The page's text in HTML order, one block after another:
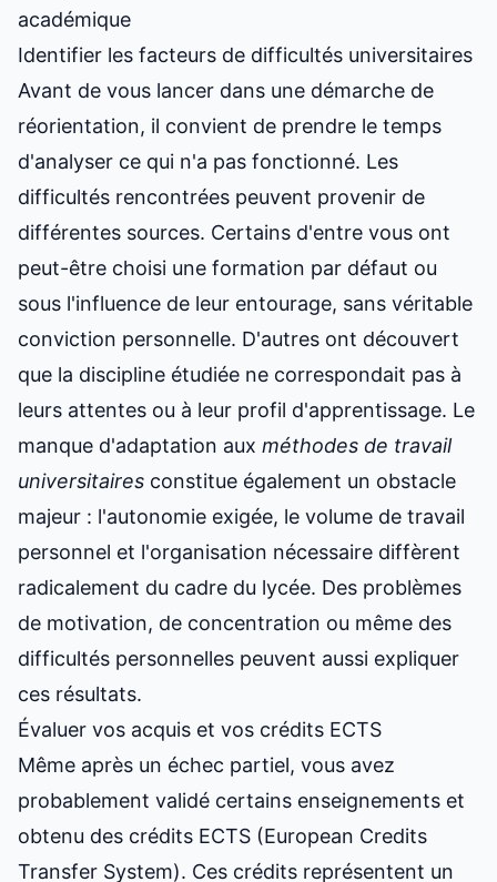
académique
Identifier les facteurs de difficultés universitaires
Avant de vous lancer dans une démarche de
réorientation, il convient de prendre le temps
d'analyser ce qui n'a pas fonctionné. Les
difficultés rencontrées peuvent provenir de
différentes sources. Certains d'entre vous ont
peut-être choisi une formation par défaut ou
sous l'influence de leur entourage, sans véritable
conviction personnelle. D'autres ont découvert
que la discipline étudiée ne correspondait pas à
leurs attentes ou à leur profil d'apprentissage. Le
manque d'adaptation aux méthodes de travail
universitaires constitue également un obstacle
majeur : l'autonomie exigée, le volume de travail
personnel et l'organisation nécessaire diffèrent
radicalement du cadre du lycée. Des problèmes
de motivation, de concentration ou même des
difficultés personnelles peuvent aussi expliquer
ces résultats.
Évaluer vos acquis et vos crédits ECTS
Même après un échec partiel, vous avez
probablement validé certains enseignements et
obtenu des crédits ECTS (European Credits
Transfer System). Ces crédits représentent un